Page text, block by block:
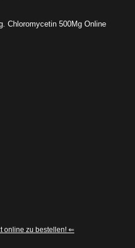
Chloromycetin 500Mg Online
online zu bestellen! ⇐